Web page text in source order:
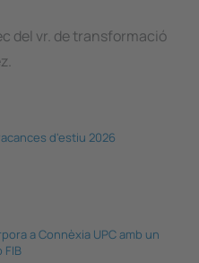
del vr. de transformació
d'estiu 2026
a Connèxia UPC amb un
FIB